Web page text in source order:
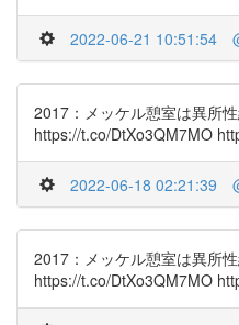
2022-06-21 10:51:54
2017：メッケル憩室は異所性
https://t.co/DtXo3QM7MO
2022-06-18 02:21:39
2017：メッケル憩室は異所性
https://t.co/DtXo3QM7MO